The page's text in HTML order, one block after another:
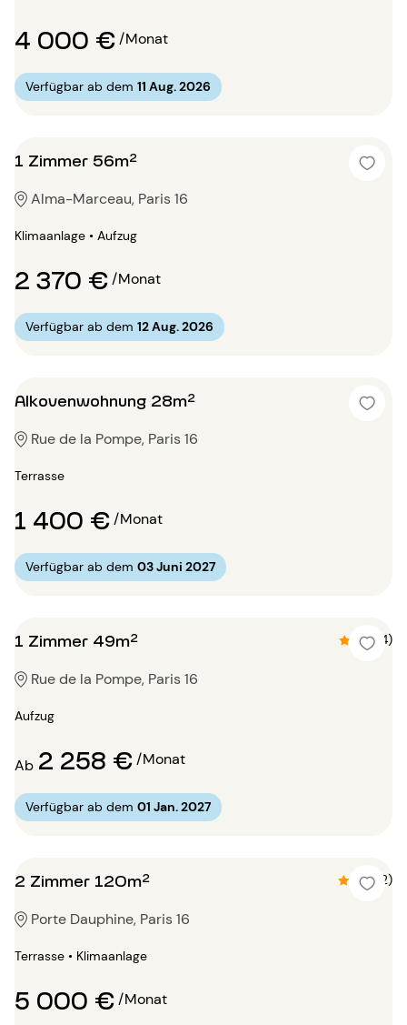
4 000 €/Monat
Verfügbar ab dem 11 Aug. 2026
1 Zimmer 56m²
Alma-Marceau, Paris 16
Klimaanlage • Aufzug
2 370 €/Monat
Verfügbar ab dem 12 Aug. 2026
Alkovenwohnung 28m²
Rue de la Pompe, Paris 16
Terrasse
1 400 €/Monat
Verfügbar ab dem 03 Juni 2027
1 Zimmer 49m² 4.5 (4)
Rue de la Pompe, Paris 16
Aufzug
Ab 2 258 €/Monat
Verfügbar ab dem 01 Jan. 2027
2 Zimmer 120m² 4.5 (2)
Porte Dauphine, Paris 16
Terrasse • Klimaanlage
5 000 €/Monat